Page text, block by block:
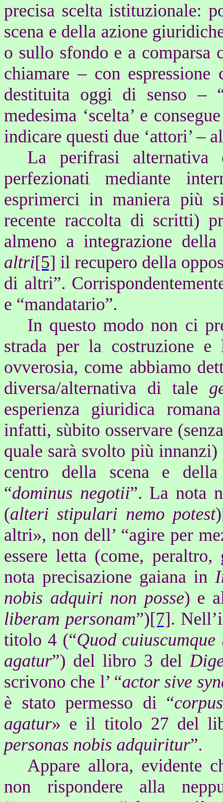
precisa scelta istituzionale:
scena e della azione
o sullo sfondo e a
chiamare – con
destituita oggi di senso –
medesima ‘scelta’ e
indicare questi due ‘attori’ –
La perifrasi
perfezionati mediante
esprimerci in maniera più
recente raccolta di scritti)
almeno a integrazione
altri[5] il recupero della
di altri”.
e “mandatario”.
In questo modo non ci
strada per la costruzione
ovverosia, come abbiamo
diversa/alternativa di tale
esperienza giuridica
infatti, sùbito osservare
quale sarà svolto più
centro della scena e
“dominus negotii”. La nota
(alteri stipulari nemo potest)
altri», non dell’ “agire per
essere letta (come,
nota precisazione gaiana in
nobis adquiri non posse) e
liberam personam”)[7].
titolo 4 (“Quod
agatur”) del libro 3 del
scrivono che l’ “actor sive
è stato permesso di “
agatur» e il titolo 27 del
personas nobis adquiritur”.
Appare allora, evidente
non rispondere alla